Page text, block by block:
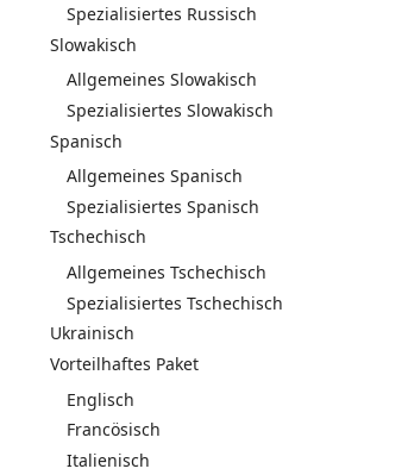
Spezialisiertes Russisch
Slowakisch
Allgemeines Slowakisch
Spezialisiertes Slowakisch
Spanisch
Allgemeines Spanisch
Spezialisiertes Spanisch
Tschechisch
Allgemeines Tschechisch
Spezialisiertes Tschechisch
Ukrainisch
Vorteilhaftes Paket
Englisch
Francösisch
Italienisch